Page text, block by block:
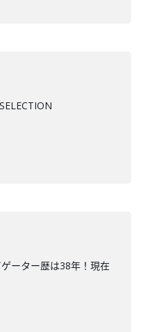
ーター歴は38年！現在